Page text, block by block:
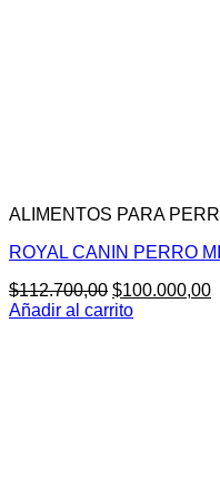
ALIMENTOS PARA
ROYAL CANIN PERRO
$112.700,00 El
precio
$100.000,00El
Añadir al carrito